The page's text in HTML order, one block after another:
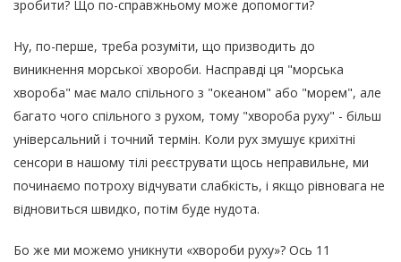
зробити? Що по-справжньому може допомогти?
Ну, по-перше, треба розуміти, що призводить до
виникнення морської хвороби. Насправді ця "морська
хвороба" має мало спільного з "океаном" або "морем", але
багато чого спільного з рухом, тому "хвороба руху" - більш
універсальний і точний термін. Коли рух змушує крихітні
сенсори в нашому тілі реєструвати щось неправильне, ми
починаємо потроху відчувати слабкість, і якщо рівновага не
відновиться швидко, потім буде нудота.
Бо же ми можемо уникнути «хвороби руху»? Ось 11